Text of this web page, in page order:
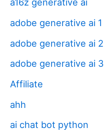
adobe generative ai 1
adobe generative ai 2
adobe generative ai 3
Affiliate
ahh
ai chat bot python